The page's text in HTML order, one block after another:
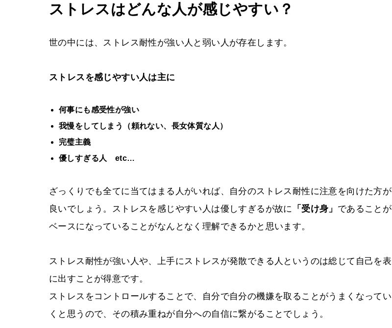
ストレスはどんな人が感じやすい？
世の中には、ストレス耐性が強い人と弱い人が存在します。
ストレスを感じやすい人は主に
何事にも感受性が強い
我慢をしてしまう（頼れない、長女体質な人）
完璧主義
優しすぎる人 etc…
ざっくりでも全てに当てはまる人がいれば、自分のストレス耐性に注意を向けた方が
良いでしょう。ストレスを感じやすい人は優しすぎるが故に
「受け身」 であることが
ベースになっていることがなんとなく理解できるかと思います。
ストレス耐性が強い人や、上手にストレスが発散できる人というのは総じて自己を表
に出すことが得意です。
ストレスをコントロールすることで、自分で自分の機嫌を取ることがうまくなってい
くと思うので、その積み重ねが自分への自信に繋がることでしょう。